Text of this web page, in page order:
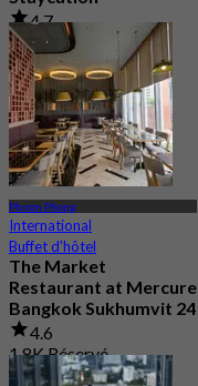
4.7
10.5K Réservé
De฿ 2,995
Phrom Phong
International
Buffet d'hôtel
The Market
Restaurant at Mercure
Bangkok Sukhumvit 24
4.6
1.8K Réservé
De ฿ 375